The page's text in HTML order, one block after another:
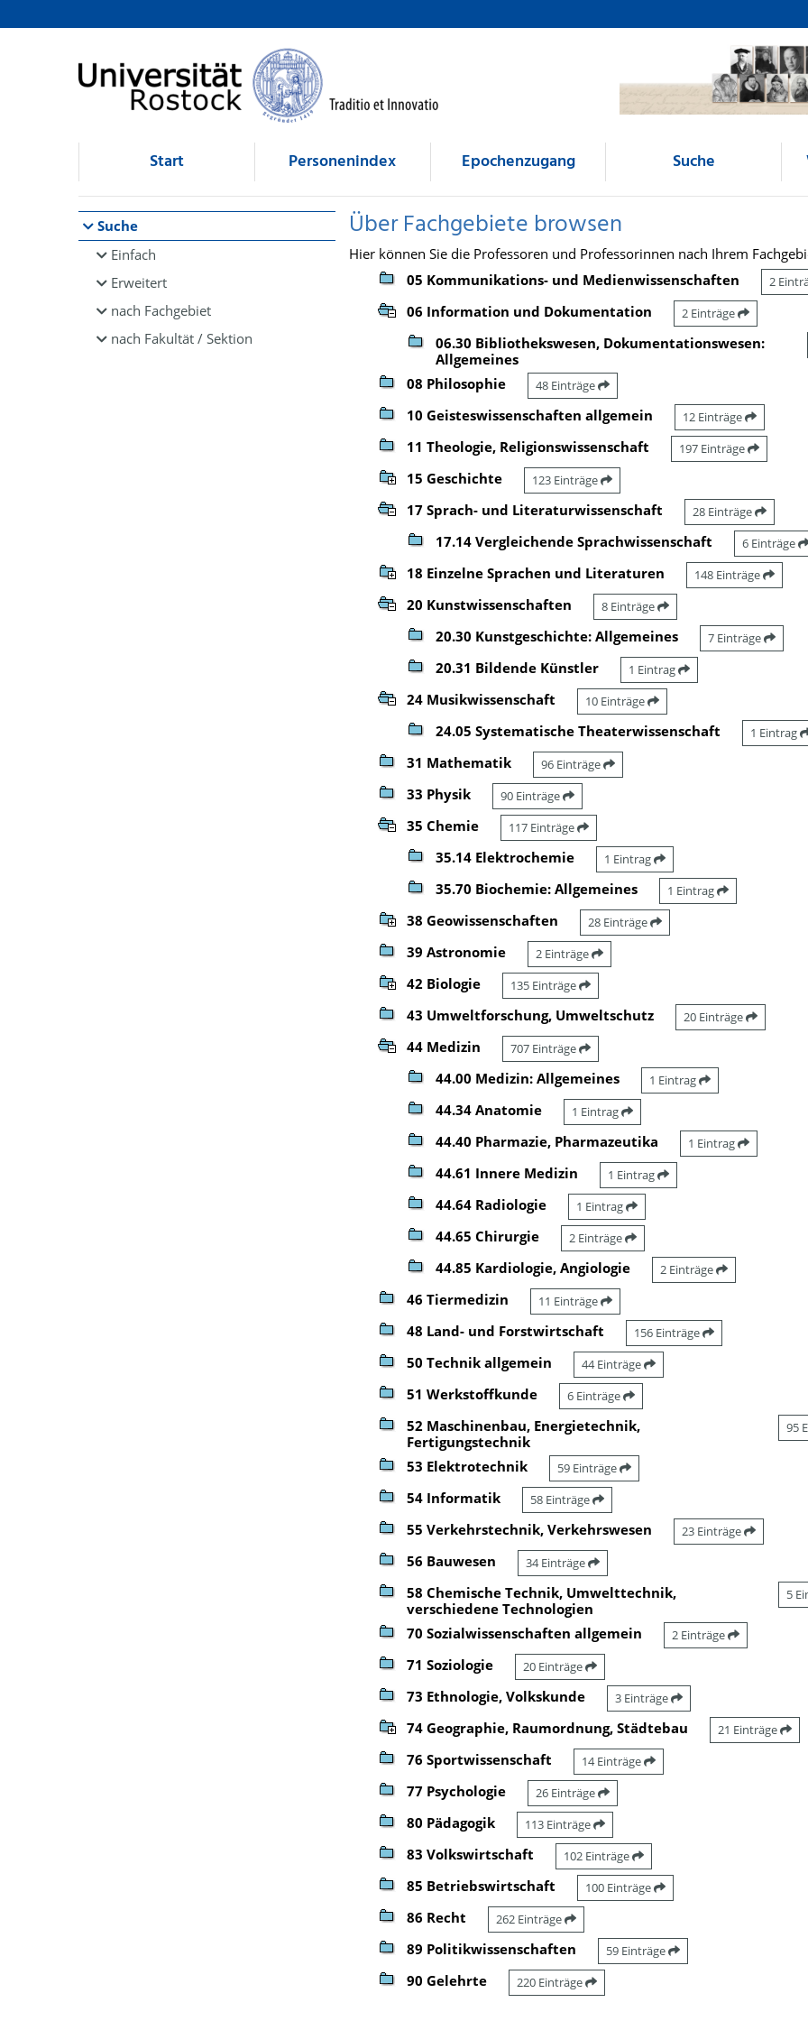
Browsen
direkt zum Inhalt
Start Personenindex Epochenzugang Suche
Suche
Einfach
Erweitert
nach Fachgebiet
nach Fakultät / Sektion
Über Fachgebiete browsen
Hier können Sie die Professoren und Professorinnen nach Ihrem
05 Kommunikations- und Medienwissenschaften
2
06 Information und Dokumentation 2 Einträge
06.30 Bibliothekswesen, Dokumentationswesen:
Allgemeines
08 Philosophie 48 Einträge
10 Geisteswissenschaften allgemein 12 Einträge
11 Theologie, Religionswissenschaft 197 Einträge
15 Geschichte 123 Einträge
17 Sprach- und Literaturwissenschaft 28 Einträge
17.14 Vergleichende Sprachwissenschaft 6 Einträge
18 Einzelne Sprachen und Literaturen 148 Einträge
20 Kunstwissenschaften 8 Einträge
20.30 Kunstgeschichte: Allgemeines 7 Einträge
20.31 Bildende Künstler 1 Eintrag
24 Musikwissenschaft 10 Einträge
24.05 Systematische Theaterwissenschaft 1 Eintrag
31 Mathematik 96 Einträge
33 Physik 90 Einträge
35 Chemie 117 Einträge
35.14 Elektrochemie 1 Eintrag
35.70 Biochemie: Allgemeines 1 Eintrag
38 Geowissenschaften 28 Einträge
39 Astronomie 2 Einträge
42 Biologie 135 Einträge
43 Umweltforschung, Umweltschutz 20 Einträge
44 Medizin 707 Einträge
44.00 Medizin: Allgemeines 1 Eintrag
44.34 Anatomie 1 Eintrag
44.40 Pharmazie, Pharmazeutika 1 Eintrag
44.61 Innere Medizin 1 Eintrag
44.64 Radiologie 1 Eintrag
44.65 Chirurgie 2 Einträge
44.85 Kardiologie, Angiologie 2 Einträge
46 Tiermedizin 11 Einträge
48 Land- und Forstwirtschaft 156 Einträge
50 Technik allgemein 44 Einträge
51 Werkstoffkunde 6 Einträge
52 Maschinenbau, Energietechnik,
Fertigungstechnik
95
53 Elektrotechnik 59 Einträge
54 Informatik 58 Einträge
55 Verkehrstechnik, Verkehrswesen 23 Einträge
56 Bauwesen 34 Einträge
58 Chemische Technik, Umwelttechnik,
verschiedene Technologien
5
70 Sozialwissenschaften allgemein 2 Einträge
71 Soziologie 20 Einträge
73 Ethnologie, Volkskunde 3 Einträge
74 Geographie, Raumordnung, Städtebau 21 Einträge
76 Sportwissenschaft 14 Einträge
77 Psychologie 26 Einträge
80 Pädagogik 113 Einträge
83 Volkswirtschaft 102 Einträge
85 Betriebswirtschaft 100 Einträge
86 Recht 262 Einträge
89 Politikwissenschaften 59 Einträge
90 Gelehrte 220 Einträge